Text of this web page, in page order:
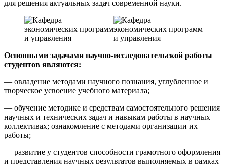
для решения актуальных задач современной науки.
Основными задачами научно-исследовательской работы
студентов являются:
— овладение методами научного познания, углубленное и
творческое усвоение учебного материала;
— обучение методике и средствам самостоятельного решения
научных и технических задач и навыкам работы в научных
коллективах; ознакомление с методами организации их
работы;
— развитие у студентов способности грамотного оформления
и представления научных результатов выполняемых в рамках